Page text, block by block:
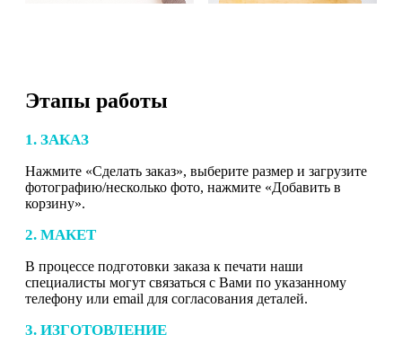
Этапы работы
1. ЗАКАЗ
Нажмите «Сделать заказ», выберите размер и загрузите
фотографию/несколько фото, нажмите «Добавить в
корзину».
2. МАКЕТ
В процессе подготовки заказа к печати наши
специалисты могут связаться с Вами по указанному
телефону или email для согласования деталей.
3. ИЗГОТОВЛЕНИЕ